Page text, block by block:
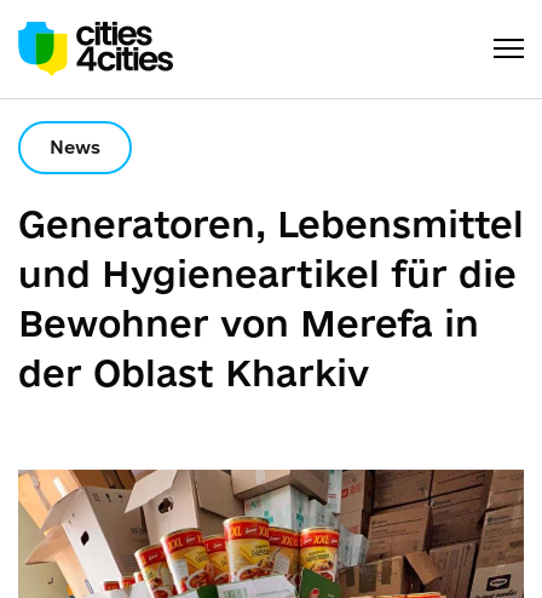
News
Generatoren, Lebensmittel
und Hygieneartikel für die
Bewohner von Merefa in
der Oblast Kharkiv